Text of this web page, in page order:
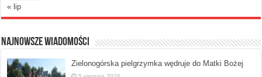
« lip
Najnowsze Wiadomości
Zielonogórska pielgrzymka wędruje do Matki Bożej